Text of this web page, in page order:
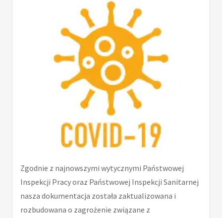
Zgodnie z najnowszymi wytycznymi Państwowej
Inspekcji Pracy oraz Państwowej Inspekcji Sanitarnej
nasza dokumentacja została zaktualizowana i
rozbudowana o zagrożenie związane z